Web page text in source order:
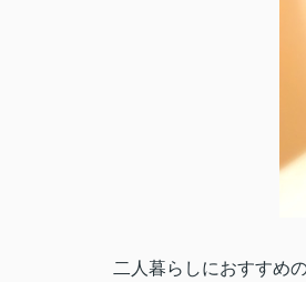
二人暮らしにおすすめ